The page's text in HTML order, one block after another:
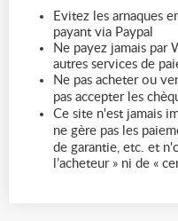
Evitez les arnaques
payant via Paypal
Ne payez jamais par
autres services de
Ne pas acheter ou
pas accepter les
Ce site n'est jamais
ne gère pas les
de garantie, etc. et
l’acheteur » ni de «